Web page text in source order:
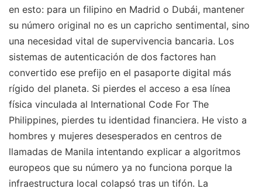
en esto: para un filipino en Madrid o Dubái, mantener
su número original no es un capricho sentimental, sino
una necesidad vital de supervivencia bancaria. Los
sistemas de autenticación de dos factores han
convertido ese prefijo en el pasaporte digital más
rígido del planeta. Si pierdes el acceso a esa línea
física vinculada al International Code For The
Philippines, pierdes tu identidad financiera. He visto a
hombres y mujeres desesperados en centros de
llamadas de Manila intentando explicar a algoritmos
europeos que su número ya no funciona porque la
infraestructura local colapsó tras un tifón. La